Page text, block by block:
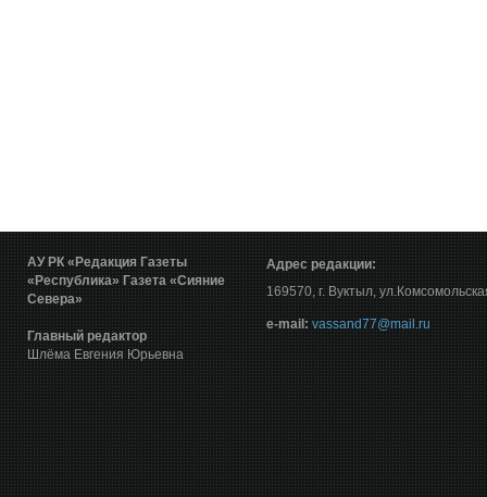
АУ РК «Редакция Газеты
«Республика» Газета «Сияние
Севера»
Главный редактор
Шлёма Евгения Юрьевна
Адрес редакции:
169570, г. Вуктыл,
е-mail: vassand77@mail.ru